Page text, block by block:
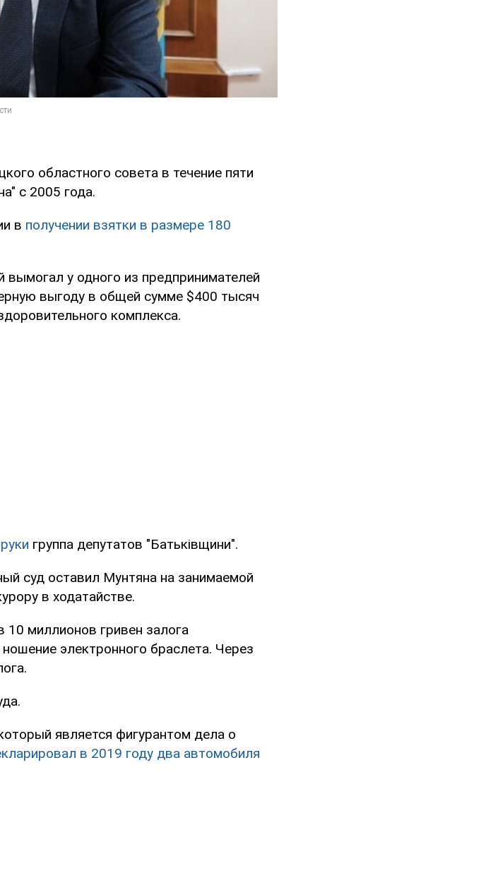
областного совета в течение пяти
с 2005 года.
в получении взятки в размере 180
у одного из предпринимателей
выгоду в общей сумме $400 тысяч
комплекса.
группа депутатов "Батьківщини".
суд оставил Мунтяна на занимаемой
в ходатайстве.
10 миллионов гривен залога
электронного браслета. Через
является фигурантом дела о
в 2019 году два автомобиля